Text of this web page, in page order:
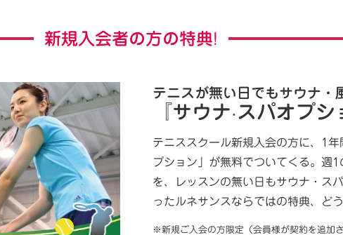
新規入会者の方の特典!
テニスが無い日でもサウナ・
『サウナ·スパオプシ
テニススクール新規入会の方に、1
プション」が無料でついてくる。週
を、レッスンの無い日もサウナ・ス
ったルネサンスならではの特典、ど
※新規ご入会の方限定（会員様が契約を追加